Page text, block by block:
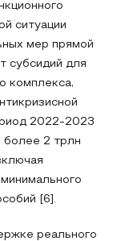
ситуации
мер прямой
субсидий для
комплекса,
2022-2023
более 2 трлн
[6].
реального